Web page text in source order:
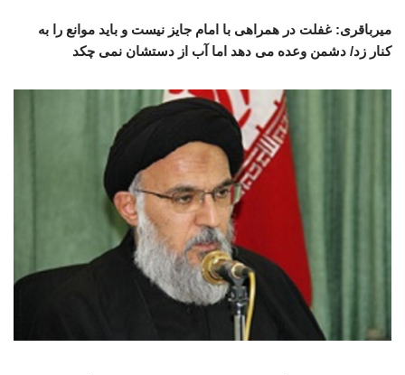
میرباقری: غفلت در همراهی با امام جایز نیست و باید موانع را به
کنار زد/ دشمن وعده می دهد اما آب از دستشان نمی چکد